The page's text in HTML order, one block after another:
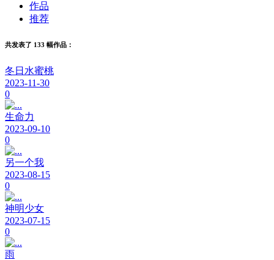
作品
推荐
共发表了 133 幅作品：
冬日水蜜桃
2023-11-30
0
生命力
2023-09-10
0
另一个我
2023-08-15
0
神明少女
2023-07-15
0
雨